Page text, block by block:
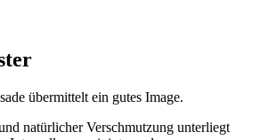
übermittelt ein gutes Image.
natürlicher Verschmutzung unterliegt